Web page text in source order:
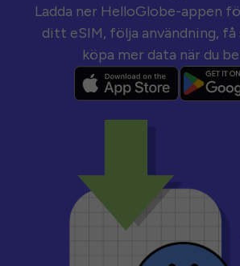
Ladda ner HelloGlobe-appen
ditt eSIM, följa användning,
köpa mer data när du